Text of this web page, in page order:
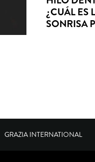
¿CUÁL ES
SONRISA
GRAZIA INTERNATIONAL